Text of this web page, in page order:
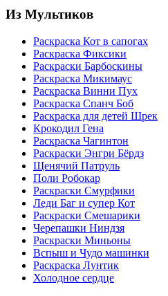
Из Мультиков
Раскраска Кот в сапогах
Раскраска Фиксики
Раскраски Барбоскины
Раскраска Микимаус
Раскраска Винни Пух
Раскраска Спанч Боб
Раскраска для детей Шрек
Крокодил Гена
Раскраска Чагинтон
Раскраски Энгри Бёрдз
Щенячий Патруль
Поли Робокар
Раскраски Смурфики
Леди Баг и супер Кот
Раскраски Смешарики
Черепашки Ниндзя
Раскраски Миньоны
Вспыш и Чудо машинки
Раскраска Лунтик
Холодное сердце